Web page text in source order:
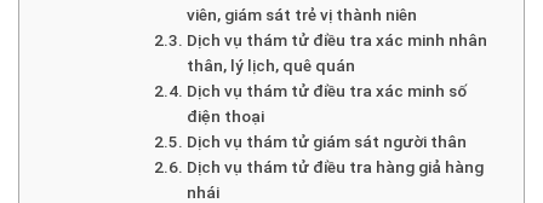
viên, giám sát trẻ vị thành niên
Dịch vụ thám tử điều tra xác minh nhân
thân, lý lịch, quê quán
Dịch vụ thám tử điều tra xác minh số
điện thoại
Dịch vụ thám tử giám sát người thân
Dịch vụ thám tử điều tra hàng giả hàng
nhái